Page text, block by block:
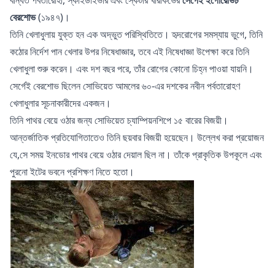
বেরশোভ(১৯৪৭)।
তিনি খেলাধুলায় যুক্ত হন এক অদ্ভুত পরিস্থিতিতে। হৃদরোগের সমস্যায় ভুগে, তিনি
কঠোর নির্দেশ পান খেলার উপর নিষেধাজ্ঞার, তবে এই নিষেধাজ্ঞা উপেক্ষা করে তিনি
খেলাধুলা শুরু করেন। এবং দশ বছর পরে, তাঁর রোগের কোনো চিহ্ন পাওয়া যায়নি।
সের্গেই বেরশোভ ছিলেন সোভিয়েত আমলের ৬০-এর দশকের নবীন পর্বতারোহণ
খেলাধুলার সূচনাকারীদের একজন।
তিনি পাথর বেয়ে ওঠার জন্য সোভিয়েত চ্যাম্পিয়নশিপে ১৫ বারের বিজয়ী।
আন্তর্জাতিক প্রতিযোগিতাতেও তিনি ছয়বার বিজয়ী হয়েছেন। উল্লেখ করা প্রয়োজন
যে,সে সময়ইনডোর পাথর বেয়ে ওঠার দেয়ালছিল না। তাঁকে প্রাকৃতিক উপকূলে এবং
পুরনো ইটের ভবনে প্রশিক্ষণ নিতে হতো।